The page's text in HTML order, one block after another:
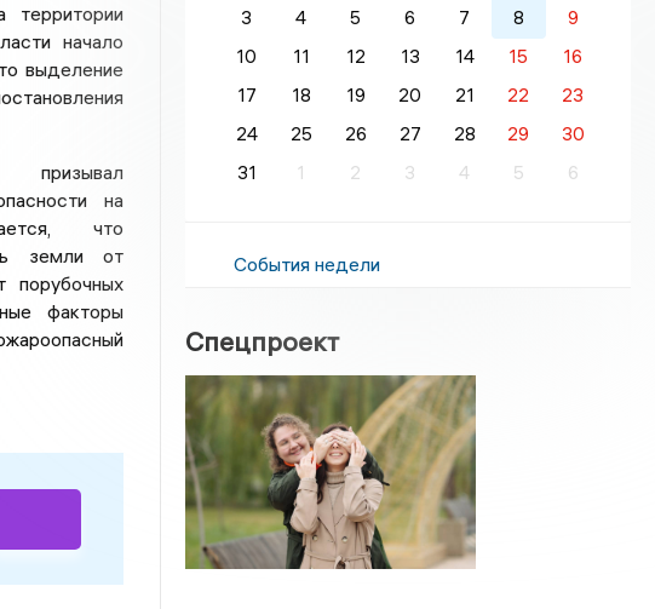
территории
начало
выделение
призывал
на
что
земли от
порубочных
факторы
3
4 5 6 7 8
9
10
11 12 13 14 15
16
17
18 19 20 21 22
23
24
25 26 27 28 29
30
31
1 2 3 4 5 6
События недели
Спецпроект